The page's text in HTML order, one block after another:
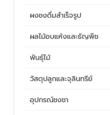
ผงชงดื่มสำเร็จรูป
ผลไม้อบแห้งและธัญพืช
พันธุ์ไม้
ต้นพันธุ์สมุนไพร
วัสดุปลูกและจุลินทรีย์
อุปกรณ์ชงชา